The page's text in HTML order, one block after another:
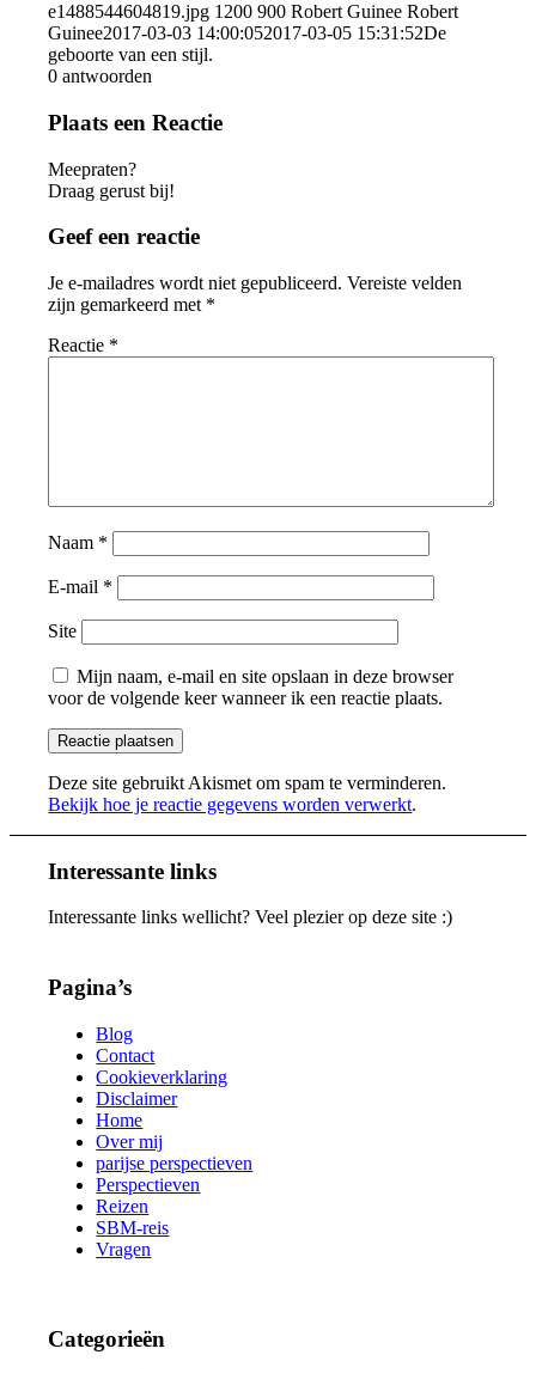
e1488544604819.jpg 1200 900 Robert Guinee Robert
Guinee2017-03-03 14:00:052017-03-05 15:31:52De
geboorte van een stijl.
0 antwoorden
Plaats een Reactie
Meepraten?
Draag gerust bij!
Geef een reactie
Je e-mailadres wordt niet gepubliceerd. Vereiste velden
zijn gemarkeerd met *
Reactie *
Naam *
E-mail *
Site
Mijn naam, e-mail en site opslaan in deze browser
voor de volgende keer wanneer ik een reactie plaats.
Deze site gebruikt Akismet om spam te verminderen.
Bekijk hoe je reactie gegevens worden verwerkt.
Interessante links
Interessante links wellicht? Veel plezier op deze site :)
Pagina’s
Blog
Contact
Cookieverklaring
Disclaimer
Home
Over mij
parijse perspectieven
Perspectieven
Reizen
SBM-reis
Vragen
Categorieën